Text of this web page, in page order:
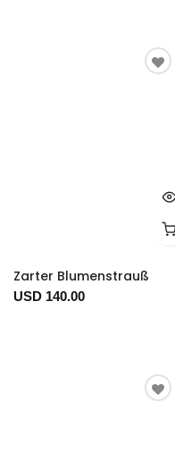
Zarter Blumenstrauß
USD 140.00